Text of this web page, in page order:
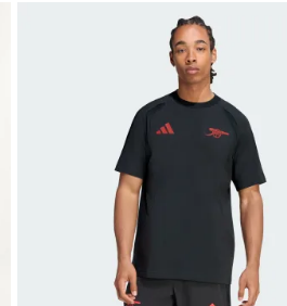
เพิ่มไปยังรายการสินค้าโปรด